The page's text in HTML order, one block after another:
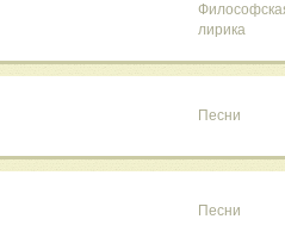
лирика
Песни
Песни